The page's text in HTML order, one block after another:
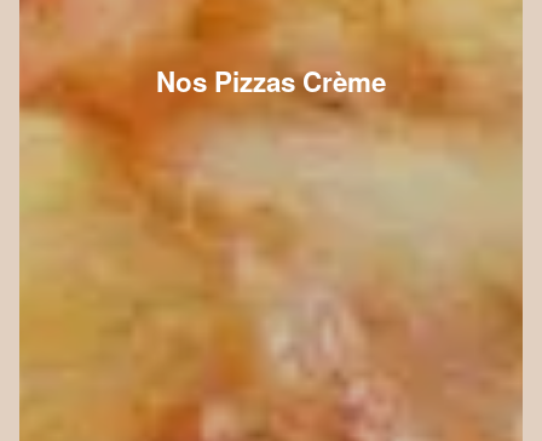
Nos Pizzas Crème